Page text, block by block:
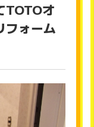
TOTOオ
フォーム